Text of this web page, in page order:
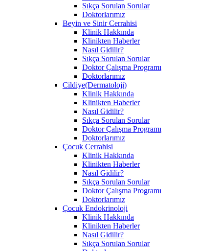
Sıkça Sorulan Sorular
Doktorlarımız
Beyin ve Sinir Cerrahisi
Klinik Hakkında
Klinikten Haberler
Nasıl Gidilir?
Sıkça Sorulan Sorular
Doktor Çalışma Programı
Doktorlarımız
Cildiye(Dermatoloji)
Klinik Hakkında
Klinikten Haberler
Nasıl Gidilir?
Sıkça Sorulan Sorular
Doktor Çalışma Programı
Doktorlarımız
Çocuk Cerrahisi
Klinik Hakkında
Klinikten Haberler
Nasıl Gidilir?
Sıkça Sorulan Sorular
Doktor Çalışma Programı
Doktorlarımız
Çocuk Endokrinoloji
Klinik Hakkında
Klinikten Haberler
Nasıl Gidilir?
Sıkça Sorulan Sorular